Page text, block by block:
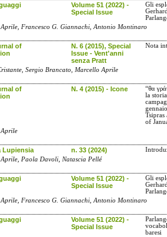
Volume 51 (2022) -
Special Issue
Gli
Francesco G. Giannachi, Antonio Montinaro
of
N. 6 (2015), Special
Issue - Vent'anni
senza Pratt
Nota
Sergio Brancato, Marcello Aprile
of
N. 4 (2015) - Icone
“θα
la
Tsipras
of
Lupiensia n. 33 (2024)
Paola Davoli, Natascia Pellé
Volume 51 (2022) -
Special Issue
Gli
Francesco G. Giannachi, Antonio Montinaro
Volume 51 (2022) -
Special Issue
baresi